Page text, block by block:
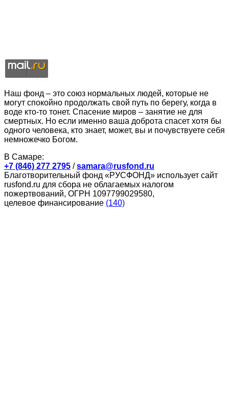
Наш фонд – это союз нормальных людей, которые не
могут спокойно продолжать свой путь по берегу, когда в
воде кто-то тонет. Спасение миров – занятие не для
смертных. Но если именно ваша доброта спасет хотя бы
одного человека, кто знает, может, вы и почувствуете себя
немножечко Богом.
В Самаре:
+7 (846) 277 2795 /samara@rusfond.ru
Благотворительный фонд «РУСФОНД» использует сайт
rusfond.ru для сбора не облагаемых налогом
пожертвований, ОГРН 1097799029580,
целевое финансирование (140)